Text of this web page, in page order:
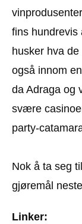
fins hundrevis
husker hva
også innom
da Adraga og
svære
party-
Nok å ta seg
gjøremål
Linker: